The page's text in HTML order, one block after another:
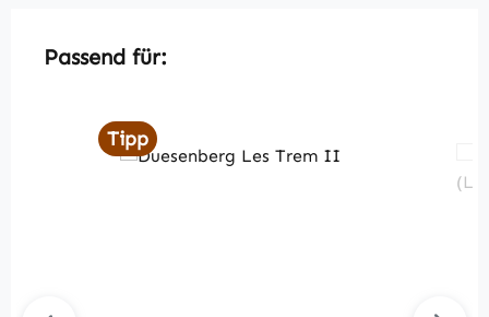
Produktgalerie überspringen
Passend für:
Tipp